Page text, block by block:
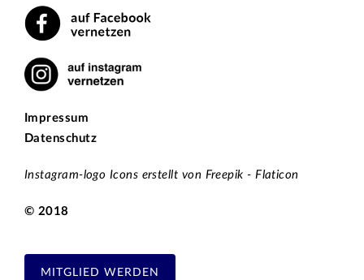
Impressum
Datenschutz
Instagram-logo Icons erstellt von Freepik - Flaticon
© 2018
MITGLIED WERDEN